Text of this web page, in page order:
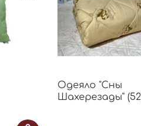
Одеяло "Сны
Шахерезады"